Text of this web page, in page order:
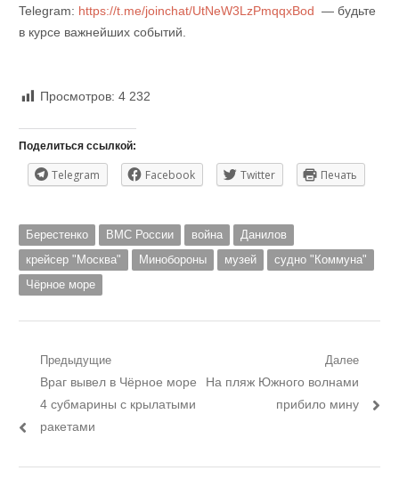
Telegram: https://t.me/joinchat/UtNeW3LzPmqqxBod — будьте
в курсе важнейших событий.
Просмотров: 4 232
Поделиться ссылкой:
Telegram Facebook Twitter Печать
Берестенко ВМС России война
Данилов
крейсер "Москва"
Минобороны музей
судно "Коммуна"
Чёрное море
Навигация
записям
Предыдущие
Предыдущий
пост:
Враг вывел в Чёрное море
4 субмарины с крылатыми
ракетами
Далее
Следующий
На пляж Южного волнами
прибило мину